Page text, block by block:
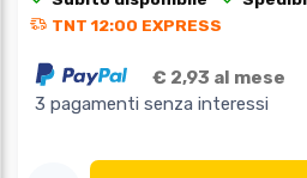
TNT 12:00 EXPRESS
€ 2,93 al mese
3 pagamenti senza interessi